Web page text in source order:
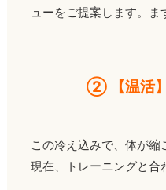
ューをご提案します。ま
② 【温活】
この冷え込みで、体が縮
現在、トレーニングと合